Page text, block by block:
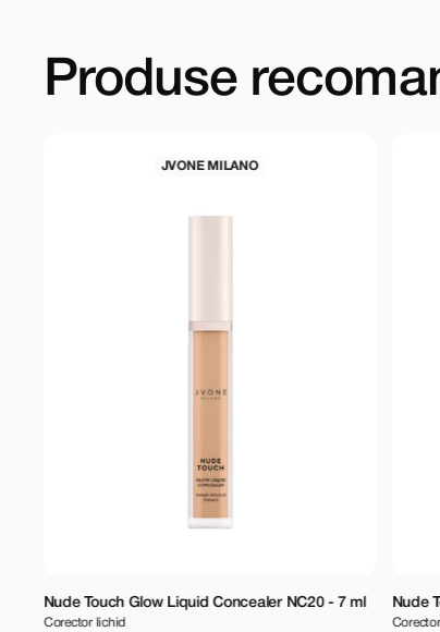
Produse
JVONE MILANO
Glow Liquid Concealer NC20 - 7 ml Nude Touch Glow